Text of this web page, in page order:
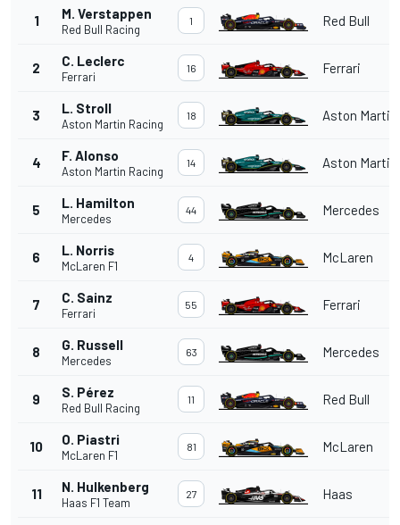
1 M. Verstappen
Red Bull Racing
1 Red Bull
2 C. Leclerc
Ferrari
16 Ferrari
3 L. Stroll
Aston Martin Racing
18 Aston Martin
4 F. Alonso
Aston Martin Racing
14 Aston Martin
5 L. Hamilton
Mercedes
44 Mercedes
6 L. Norris
McLaren F1
4 McLaren
7 C. Sainz
Ferrari
55 Ferrari
8 G. Russell
Mercedes
63 Mercedes
9 S. Pérez
Red Bull Racing
11 Red Bull
10 O. Piastri
McLaren F1
81 McLaren
11 N. Hulkenberg
Haas F1 Team
27 Haas